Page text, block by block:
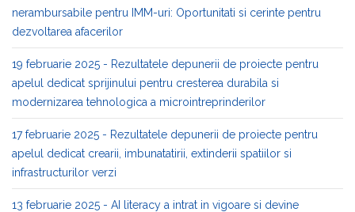
nerambursabile pentru IMM-uri: Oportunitati si cerinte pentru
dezvoltarea afacerilor
19 februarie 2025 - Rezultatele depunerii de proiecte pentru
apelul dedicat sprijinului pentru cresterea durabila si
modernizarea tehnologica a microintreprinderilor
17 februarie 2025 - Rezultatele depunerii de proiecte pentru
apelul dedicat crearii, imbunatatirii, extinderii spatiilor si
infrastructurilor verzi
13 februarie 2025 - AI literacy a intrat in vigoare si devine